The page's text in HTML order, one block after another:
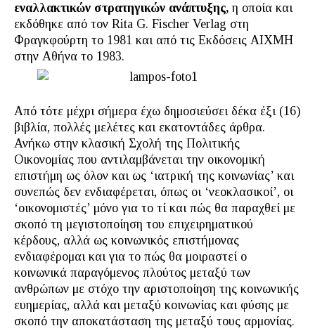
εναλλακτικών στρατηγικών ανάπτυξης, η οποία και
εκδόθηκε από τον Rita G. Fischer Verlag στη
Φραγκφούρτη το 1981 και από τις Εκδόσεις ΑΙΧΜΗ
στην Αθήνα το 1983.
Από τότε μέχρι σήμερα έχω δημοσιεύσει δέκα έξι (16)
βιβλία, πολλές μελέτες και εκατοντάδες άρθρα.
Ανήκω στην κλασική Σχολή της Πολιτικής
Οικονομίας που αντιλαμβάνεται την οικονομική
επιστήμη ως όλον και ως ‘ιατρική της κοινωνίας’ και
συνεπώς δεν ενδιαφέρεται, όπως οι ‘νεοκλασικοί’, οι
‘οικονομιστές’ μόνο για το τί και πώς θα παραχθεί με
σκοπό τη μεγιστοποίηση του επιχειρηματικού
κέρδους, αλλά ως κοινωνικός επιστήμονας
ενδιαφέρομαι και για το πώς θα μοιραστεί ο
κοινωνικά παραγόμενος πλούτος μεταξύ των
ανθρώπων με στόχο την αριστοποίηση της κοινωνικής
ευημερίας, αλλά και μεταξύ κοινωνίας και φύσης με
σκοπό την αποκατάσταση της μεταξύ τους αρμονίας.